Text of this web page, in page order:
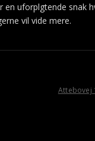
uforplgtende snak
vil vide mere.
Attebovej